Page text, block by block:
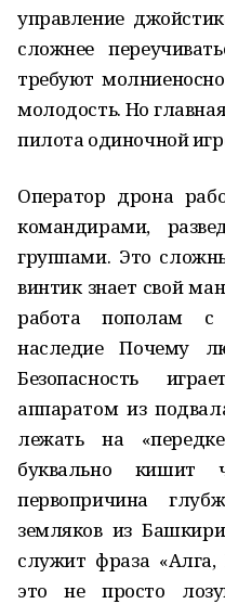
управление
сложнее
требуют
молодость. Но
пилота одиночной
Оператор дрона
командирами,
группами. Это
винтик знает свой
работа пополам с
наследие Почему
Безопасность
аппаратом из
лежать на
буквально кишит
первопричина
земляков из
служит фраза
это не просто